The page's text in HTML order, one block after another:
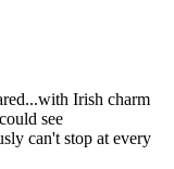
Irish charm
see
can't stop at every